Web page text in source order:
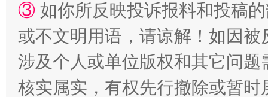
③ 如你所反映投诉报料和投稿
或不文明用语，请谅解！如因
涉及个人或单位版权和其它问题
核实属实，有权先行撤除或暂